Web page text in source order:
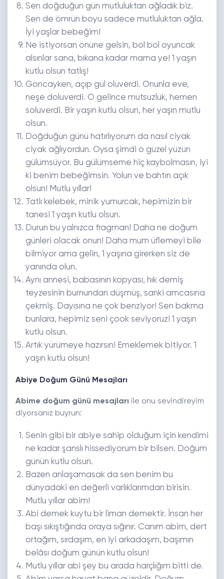
Sen doğduğun gün mutluluktan ağladık biz.
Sen de ömrün boyu sadece mutluluktan ağla.
İyi yaşlar bebeğim!
Ne istiyorsan önüne gelsin, bol bol oyuncak
alsınlar sana, bıkana kadar mama ye! 1 yaşın
kutlu olsun tatlış!
Goncayken, açıp gül oluverdi. Onunla eve,
neşe doluverdi. O gelince mutsuzluk, hemen
soluverdi. Bir yaşın kutlu olsun, her yaşın mutlu
olsun.
Doğduğun günü hatırlıyorum da nasıl ciyak
ciyak ağlıyordun. Oysa şimdi o güzel yüzün
gülümsüyor. Bu gülümseme hiç kaybolmasın, iyi
ki benim bebeğimsin. Yolun ve bahtın açık
olsun! Mutlu yıllar!
Tatlı kelebek, minik yumurcak, hepimizin bir
tanesi 1 yaşın kutlu olsun.
Durun bu yalnızca fragman! Daha ne doğum
günleri olacak onun! Daha mum üflemeyi bile
bilmiyor ama gelin, 1 yaşına girerken siz de
yanında olun.
Aynı annesi, babasının kopyası, hık demiş
teyzesinin burnundan düşmüş, sanki amcasına
çekmiş. Dayısına ne çok benziyor! Sen bakma
bunlara, hepimiz seni çook seviyoruz! 1 yaşın
kutlu olsun.
Artık yürümeye hazırsın! Emeklemek bitiyor. 1
yaşın kutlu olsun!
Abiye Doğum Günü Mesajları
Abime doğum günü mesajları ile onu sevindireyim
diyorsanız buyrun:
Senin gibi bir abiye sahip olduğum için kendimi
ne kadar şanslı hissediyorum bir bilsen. Doğum
günün kutlu olsun.
Bazen anlaşamasak da sen benim bu
dünyadaki en değerli varlıklarımdan birisin.
Mutlu yıllar abim!
Abi demek kuytu bir liman demektir. İnsan her
başı sıkıştığında oraya sığınır. Canım abim, dert
ortağım, sırdaşım, en iyi arkadaşım, başımın
belâsı doğum günün kutlu olsun!
Mutlu yıllar abi şey bu arada harçlığım bitti de.